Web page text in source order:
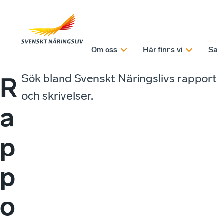
Om oss Här finns vi
R
a
p
p
o
Sök bland Svenskt Näringslivs
och skrivelser.